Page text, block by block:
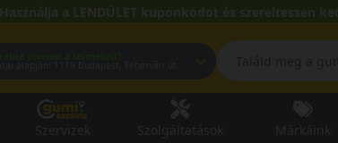
Használja a LENDÜLET kuponkódot és szereltessen